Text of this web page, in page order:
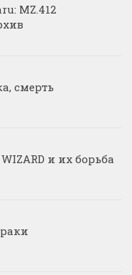
MZ.412
смерть
и их борьба